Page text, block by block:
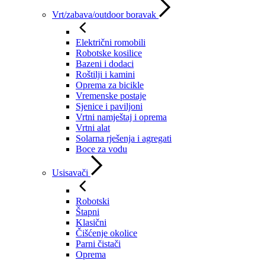
Vrt/zabava/outdoor boravak
Električni romobili
Robotske kosilice
Bazeni i dodaci
Roštilji i kamini
Oprema za bicikle
Vremenske postaje
Sjenice i paviljoni
Vrtni namještaj i oprema
Vrtni alat
Solarna rješenja i agregati
Boce za vodu
Usisavači
Robotski
Štapni
Klasični
Čišćenje okolice
Parni čistači
Oprema